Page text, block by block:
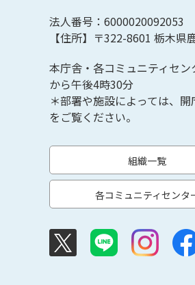
法人番号：6000020092053
【住所】〒322-8601 栃木県
本庁舎・各コミュニティセ
から午後4時30分
＊部署や施設によっては、開
をご覧ください。
組織一覧
各コミュニティセンタ